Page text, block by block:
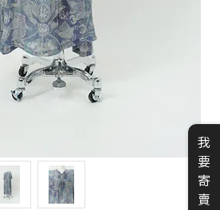
我
要
寄
賣